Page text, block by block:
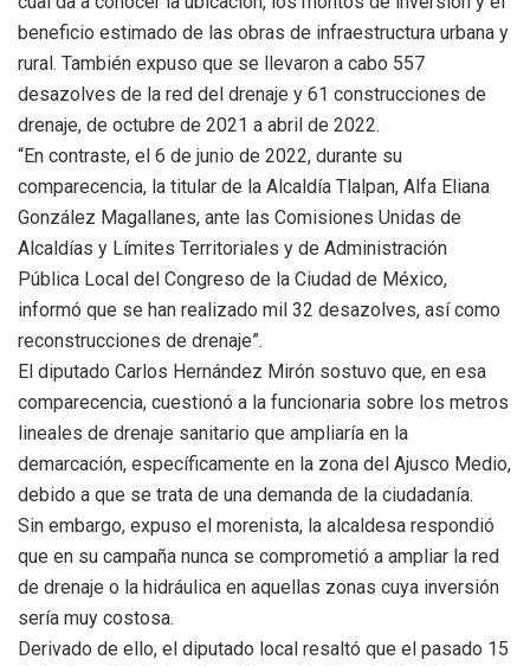
beneficio estimado de las obras de infraestructura urbana y
rural. También expuso que se llevaron a cabo 557
desazolves de la red del drenaje y 61 construcciones de
drenaje, de octubre de 2021 a abril de 2022.
“En contraste, el 6 de junio de 2022, durante su
comparecencia, la titular de la Alcaldía Tlalpan, Alfa Eliana
González Magallanes, ante las Comisiones Unidas de
Alcaldías y Límites Territoriales y de Administración
Pública Local del Congreso de la Ciudad de México,
informó que se han realizado mil 32 desazolves, así como
reconstrucciones de drenaje”.
El diputado Carlos Hernández Mirón sostuvo que, en esa
comparecencia, cuestionó a la funcionaria sobre los metros
lineales de drenaje sanitario que ampliaría en la
demarcación, específicamente en la zona del Ajusco Medio,
debido a que se trata de una demanda de la ciudadanía.
Sin embargo, expuso el morenista, la alcaldesa respondió
que en su campaña nunca se comprometió a ampliar la red
de drenaje o la hidráulica en aquellas zonas cuya inversión
sería muy costosa.
Derivado de ello, el diputado local resaltó que el pasado 15